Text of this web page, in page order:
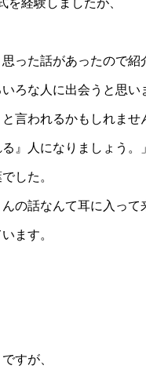
経験しましたが、
った話があったので紹
ろな人に出会うと思い
われるかもしれませ
なりましょう。」
した。
の話なんて耳に入って
ます。
すが、